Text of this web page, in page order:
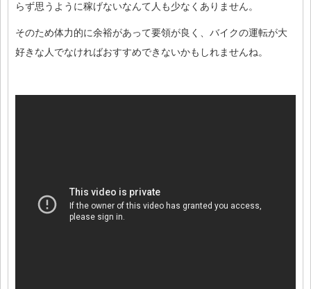
らず思うように稼げないなんて人も少なくありません。
そのため体力的に余裕があって要領が良く、バイクの運転が大
好きな人でなければおすすめできないかもしれませんね。